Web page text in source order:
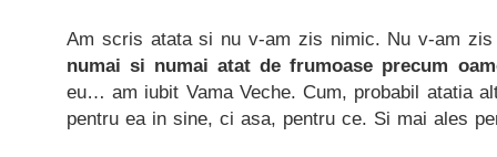
Am scris atata si nu v-am zis nimic. Nu v-am
numai si numai atat de frumoase precum
eu… am iubit Vama Veche. Cum, probabil atatia
pentru ea in sine, ci asa, pentru ce. Si mai ales